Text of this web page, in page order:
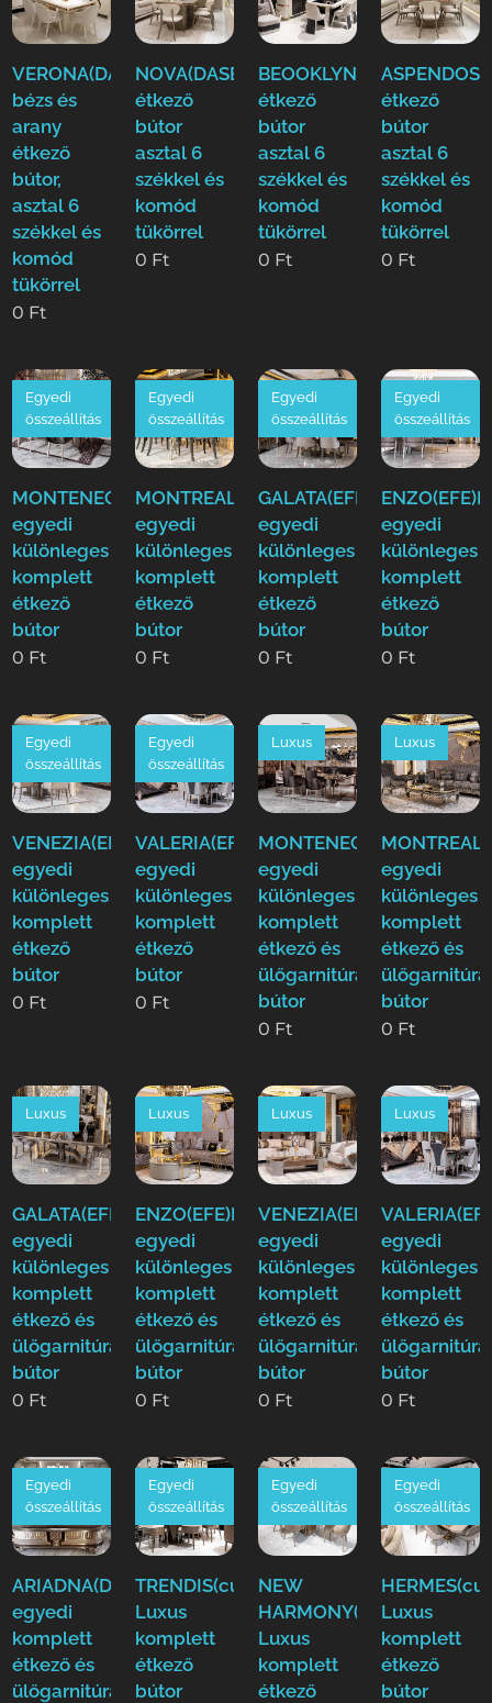
VERONA(DASE)
bézs és
arany
étkező
bútor,
asztal 6
székkel és
komód
tükörrel
0 Ft
NOVA(DASE)
étkező
bútor
asztal 6
székkel és
komód
tükörrel
0 Ft
BEOOKLYN(DASE)
étkező
bútor
asztal 6
székkel és
komód
tükörrel
0 Ft
étkező
bútor
asztal 6
székkel és
komód
tükörrel
0 Ft
MONTENEGRO(EFE)Luxus
egyedi
különleges
komplett
étkező
bútor
Egyedi
összeállítás
0 Ft
MONTREAL(EFE)Luxus
egyedi
különleges
komplett
étkező
bútor
Egyedi
összeállítás
0 Ft
GALATA(EFE)Luxus
egyedi
különleges
komplett
étkező
bútor
Egyedi
összeállítás
0 Ft
egyedi
különleges
komplett
étkező
bútor
Egyedi
összeállítás
0 Ft
VENEZIA(EFE)Luxus
egyedi
különleges
komplett
étkező
bútor
Egyedi
összeállítás
0 Ft
VALERIA(EFE)Luxus
egyedi
különleges
komplett
étkező
bútor
Egyedi
összeállítás
0 Ft
MONTENEGRO(EFE)Luxus
egyedi
különleges
komplett
étkező és
ülőgarnitúra
bútor
Luxus
0 Ft
egyedi
különleges
komplett
étkező és
ülőgarnitúra
bútor
Luxus
0 Ft
GALATA(EFE)Luxus
egyedi
különleges
komplett
étkező és
ülőgarnitúra
bútor
Luxus
0 Ft
ENZO(EFE)Luxus
egyedi
különleges
komplett
étkező és
ülőgarnitúra
bútor
Luxus
0 Ft
VENEZIA(EFE)Luxus
egyedi
különleges
komplett
étkező és
ülőgarnitúra
bútor
Luxus
0 Ft
egyedi
különleges
komplett
étkező és
ülőgarnitúra
bútor
Luxus
0 Ft
ARIADNA(Duy)Luxus
egyedi
komplett
étkező és
ülőgarnitúra
Egyedi
összeállítás
TRENDIS(cur)
Luxus
komplett
étkező
bútor
Egyedi
összeállítás
NEW
HARMONY(cur)
Luxus
komplett
étkező
Egyedi
összeállítás
Luxus
komplett
étkező
bútor
Egyedi
összeállítás